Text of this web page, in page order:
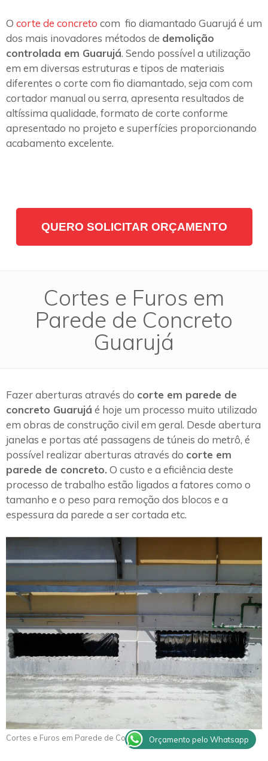
O corte de concreto com fio diamantado Guarujá é um
dos mais inovadores métodos de demolição
controlada em Guarujá. Sendo possível a utilização
em em diversas estruturas e tipos de materiais
diferentes o corte com fio diamantado, seja com com
cortador manual ou serra, apresenta resultados de
altíssima qualidade, formato de corte conforme
apresentado no projeto e superfícies proporcionando
acabamento excelente.
QUERO SOLICITAR ORÇAMENTO
Cortes e Furos em
Parede de Concreto
Guarujá
Fazer aberturas através do corte em parede de
concreto Guarujá é hoje um processo muito utilizado
em obras de construção civil em geral. Desde abertura
janelas e portas até passagens de túneis do metrô, é
possível realizar aberturas através do corte em
parede de concreto. O custo e a eficiência deste
processo de trabalho estão ligados a fatores como o
tamanho e o peso para remoção dos blocos e a
espessura da parede a ser cortada etc.
Cortes e Furos em Parede de Concreto GuarujáOrçamento pelo Whatsapp